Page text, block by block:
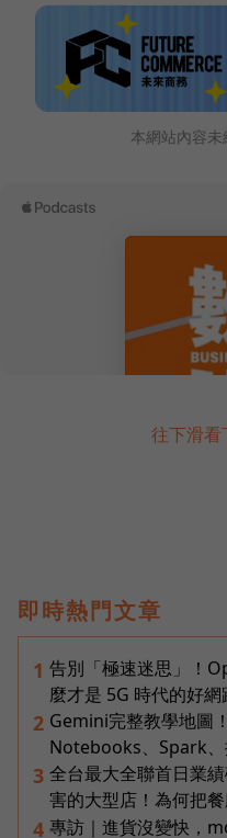
本網站內容未
往下滑看
即時熱門文章
1 告別「極速迷思」！
麼才是 5G 時代的好網
2 Gemini完整教學地圖
Notebooks、Spark
3 全台最大全聯首日業
害的大型店！為何把
4 專訪｜進貨沒變快，